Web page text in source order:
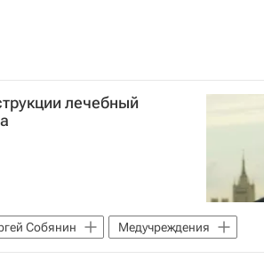
лечебный
Собянин Медучреждения